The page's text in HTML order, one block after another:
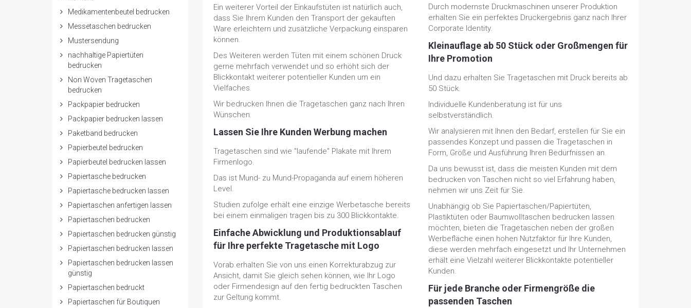
Ein weiterer Vorteil der Einkaufstüten ist natürlich auch,
dass Sie Ihrem Kunden den Transport der gekauften
Ware erleichtern und zusätzliche Verpackung einsparen
können.
Des Weiteren werden Tüten mit einem schönen Druck
gerne mehrfach verwendet und so erhöht sich der
Blickkontakt weiterer potentieller Kunden um ein
Vielfaches.
Wir bedrucken Ihnen die Tragetaschen ganz nach Ihren
Wünschen.
Lassen Sie Ihre Kunden Werbung machen
Tragetaschen sind wie "laufende" Plakate mit Ihrem
Firmenlogo.
Das ist Mund- zu Mund-Propaganda auf einem höheren
Level.
Studien zufolge erhält eine einzige Werbetasche bereits
bei einem einmaligen tragen bis zu 300 Blickkontakte.
Einfache Abwicklung und Produktionsablauf
für Ihre perfekte Tragetasche mit Logo
Vorab erhalten Sie von uns einen Korrekturabzug zur
Ansicht, damit Sie gleich sehen können, wie Ihr Logo
oder Firmendesign auf den fertig bedruckten Taschen
zur Geltung kommt.
Durch modernste Druckmaschinen unserer Produktion
erhalten Sie ein perfektes Druckergebnis ganz nach Ihrer
Corporate Identity.
Kleinauflage ab 50 Stück oder Großmengen für
Ihre Promotion
Und dazu erhalten Sie Tragetaschen mit Druck bereits ab
50 Stück.
Individuelle Kundenberatung ist für uns
selbstverständlich.
Wir analysieren mit Ihnen den Bedarf, erstellen für Sie ein
passendes Konzept und passen die Tragetaschen in
Form, Größe und Ausführung Ihren Bedürfnissen an.
Da uns bewusst ist, dass die meisten Kunden mit dem
bedrucken von Taschen nicht so viel Erfahrung haben,
nehmen wir uns Zeit für Sie.
Unabhängig ob Sie Papiertaschen/Papiertüten,
Plastiktüten oder Baumwolltaschen bedrucken lassen
möchten, bieten die Tragetaschen neben der großen
Werbefläche einen hohen Nutzfaktor für Ihre Kunden,
diese werden mehrfach eingesetzt und Ihr Unternehmen
erhält eine Vielzahl weiterer Blickkontakte potentieller
Kunden.
Für jede Branche oder Firmengröße die
passenden Taschen
Medikamentenbeutel bedrucken
Messetaschen bedrucken
Mustersendung
nachhaltige Papiertüten
bedrucken
Non Woven Tragetaschen
bedrucken
Packpapier bedrucken
Packpapier bedrucken lassen
Paketband bedrucken
Papierbeutel bedrucken
Papierbeutel bedrucken lassen
Papiertasche bedrucken
Papiertasche bedrucken lassen
Papiertaschen anfertigen lassen
Papiertaschen bedrucken
Papiertaschen bedrucken günstig
Papiertaschen bedrucken lassen
Papiertaschen bedrucken lassen
günstig
Papiertaschen bedruckt
Papiertaschen für Boutiquen